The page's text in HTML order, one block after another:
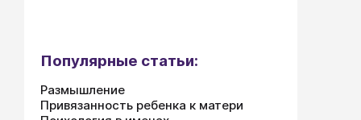
Популярные статьи:
Размышление
Привязанность ребенка к матери